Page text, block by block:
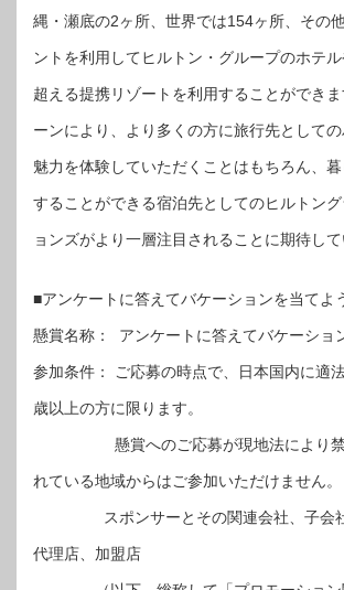
縄・瀬底の2ヶ所、世界では154ヶ所、その
ントを利用してヒルトン・グループのホテ
超える提携リゾートを利用することができ
ーンにより、より多くの方に旅行先として
魅力を体験していただくことはもちろん、
することができる宿泊先としてのヒルトン
ョンズがより一層注目されることに期待して
■アンケートに答えてバケーションを当て
懸賞名称： アンケートに答えてバケーショ
参加条件： ご応募の時点で、日本国内に適
歳以上の方に限ります。
懸賞へのご応募が現地法により禁
れている地域からはご参加いただけません。
スポンサーとその関連会社、子会社
代理店、加盟店